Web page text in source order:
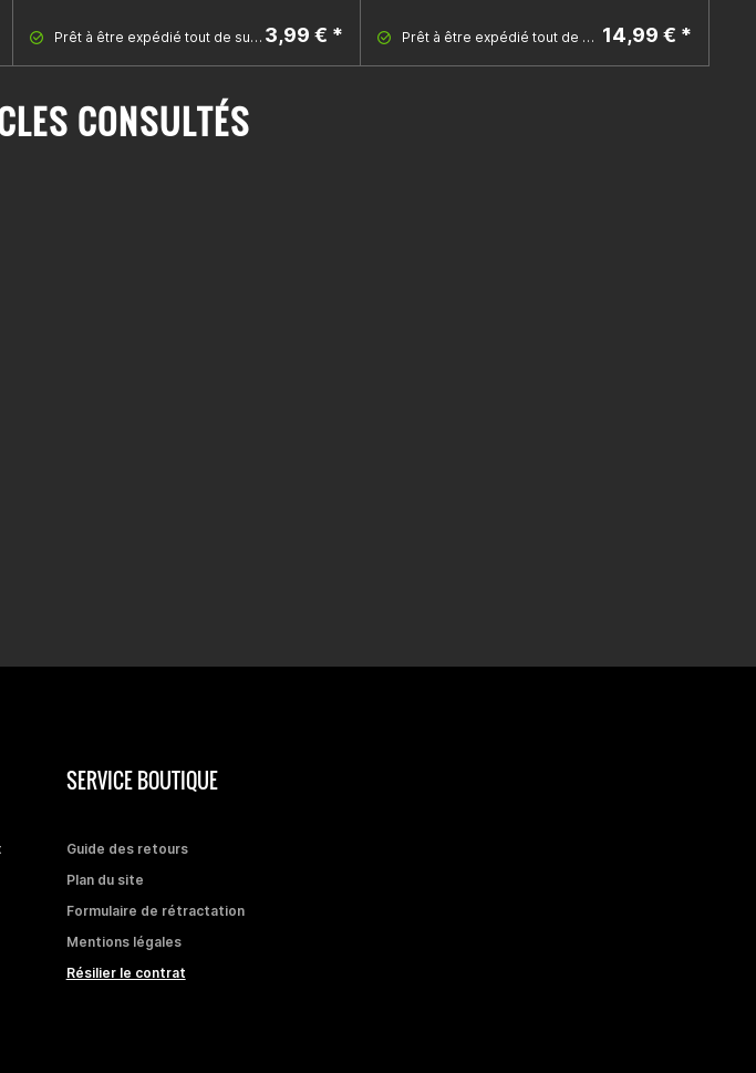
Prêt à être expédié tout de suite 3,99 € * Prêt à être expédié tout de suite 14,99 € *
CONSULTÉS
SERVICE BOUTIQUE
Guide des retours
Plan du site
Formulaire de rétractation
Mentions légales
Résilier le contrat